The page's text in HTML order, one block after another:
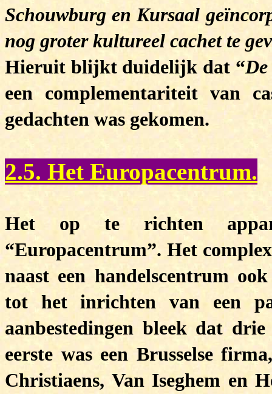
Schouwburg en Kursaal
nog groter kultureel cachet te
Hieruit blijkt duidelijk dat “De
een complementariteit van
gedachten was gekomen.
2.5. Het Europacentrum.
Het op te richten
“Europacentrum”. Het
naast een handelscentrum
tot het inrichten van een
aanbestedingen bleek dat
eerste was een Brusselse
Christiaens, Van Iseghem en